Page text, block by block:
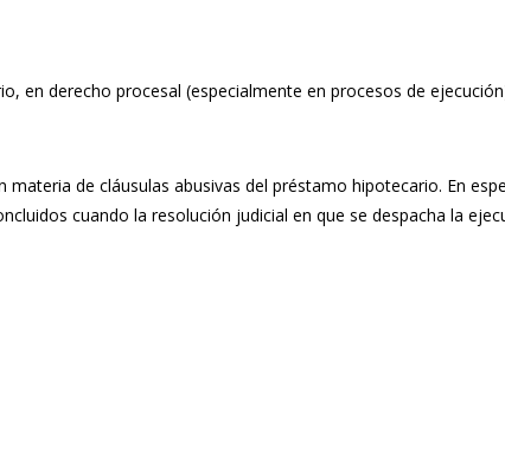
en derecho procesal (especialmente en procesos de
de cláusulas abusivas del préstamo hipotecario. En
cuando la resolución judicial en que se despacha la